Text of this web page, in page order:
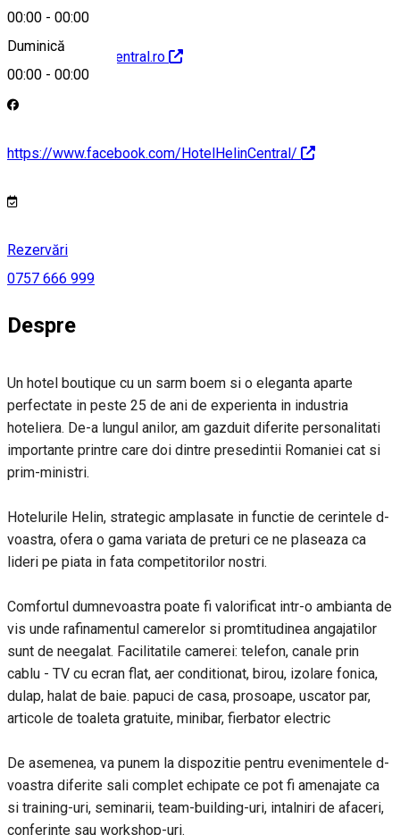
00:00 - 00:00
Duminică
00:00 - 00:00
http://www.helincentral.ro
https://www.facebook.com/HotelHelinCentral/
Rezervări
0757 666 999
Despre
Un hotel boutique cu un sarm boem si o eleganta aparte
perfectate in peste 25 de ani de experienta in industria
hoteliera. De-a lungul anilor, am gazduit diferite personalitati
importante printre care doi dintre presedintii Romaniei cat si
prim-ministri.
Hotelurile Helin, strategic amplasate in functie de cerintele d-
voastra, ofera o gama variata de preturi ce ne plaseaza ca
lideri pe piata in fata competitorilor nostri.
Comfortul dumnevoastra poate fi valorificat intr-o ambianta de
vis unde rafinamentul camerelor si promtitudinea angajatilor
sunt de neegalat. Facilitatile camerei: telefon, canale prin
cablu - TV cu ecran flat, aer conditionat, birou, izolare fonica,
dulap, halat de baie. papuci de casa, prosoape, uscator par,
articole de toaleta gratuite, minibar, fierbator electric
De asemenea, va punem la dispozitie pentru evenimentele d-
voastra diferite sali complet echipate ce pot fi amenajate ca
si training-uri, seminarii, team-building-uri, intalniri de afaceri,
conferinte sau workshop-uri.